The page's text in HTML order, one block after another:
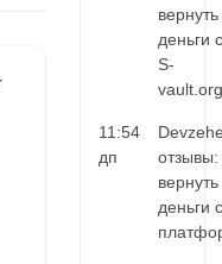
вернуть
деньги с
S-
vault.org
11:54
дп
отзывы:
вернуть
деньги с